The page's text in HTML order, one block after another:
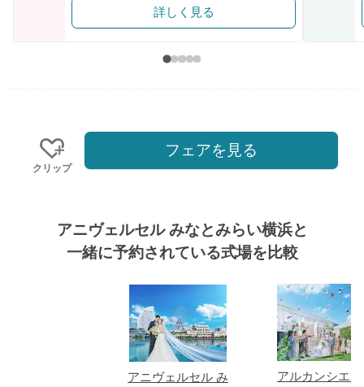
詳しく見る
クリップ
フェアを見る
アニヴェルセル みなとみらい横浜と
一緒に予約されている式場を比較
アニヴェルセル み
アルカンシエ